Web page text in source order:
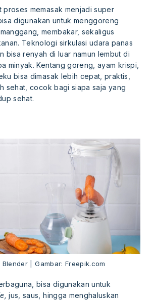
proses memasak menjadi super
digunakan untuk menggoreng
membakar, sekaligus
Teknologi sirkulasi udara panas
bisa renyah di luar namun lembut di
minyak. Kentang goreng, ayam krispi,
bisa dimasak lebih cepat, praktis,
sehat, cocok bagi siapa saja yang
sehat.
| Gambar: Freepik.com
bisa digunakan untuk
jus, saus, hingga menghaluskan